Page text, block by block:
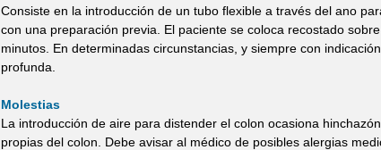
Consiste en la introducción de un tubo flexible a través del ano
con una preparación previa. El paciente se coloca recostado
minutos. En determinadas circunstancias, y siempre con
profunda.
Molestias
La introducción de aire para distender el colon ocasiona
propias del colon. Debe avisar al médico de posibles alergias